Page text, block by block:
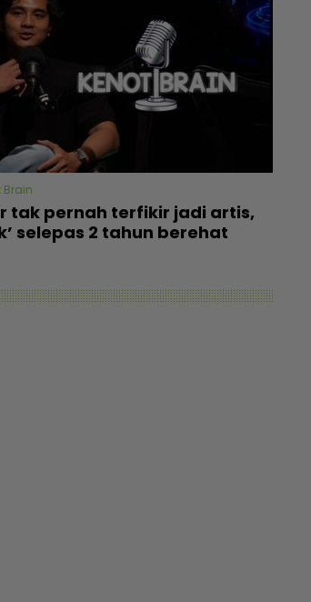
Brain
tak pernah terfikir jadi artis,
selepas 2 tahun berehat